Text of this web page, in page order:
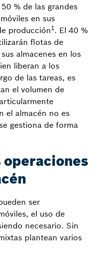
% de las grandes
en sus
producción1. El 40 %
flotas de
almacenes en los
liberan a los
de las tareas, es
el volumen de
el almacén no es
gestiona de forma
operaciones
ser
el uso de
necesario. Sin
plantean varios